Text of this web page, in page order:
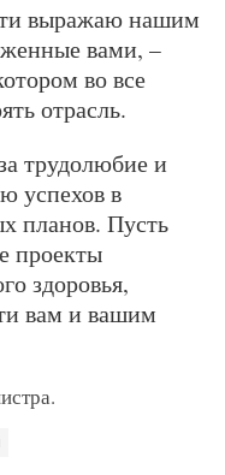
выражаю нашим
вами, –
во все
отрасль.
трудолюбие и
успехов в
планов. Пусть
проекты
здоровья,
вам и вашим